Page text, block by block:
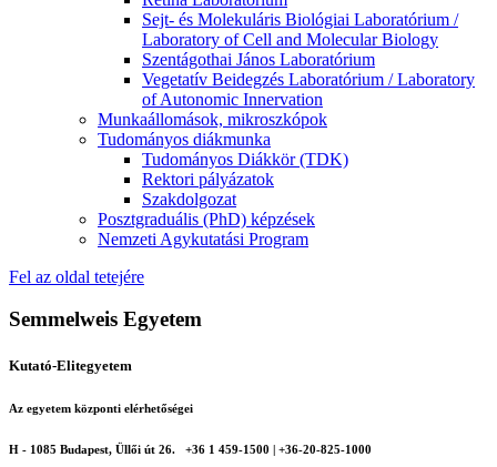
Sejt- és Molekuláris Biológiai Laboratórium /
Laboratory of Cell and Molecular Biology
Szentágothai János Laboratórium
Vegetatív Beidegzés Laboratórium / Laboratory
of Autonomic Innervation
Munkaállomások, mikroszkópok
Tudományos diákmunka
Tudományos Diákkör (TDK)
Rektori pályázatok
Szakdolgozat
Posztgraduális (PhD) képzések
Nemzeti Agykutatási Program
Fel az oldal tetejére
Semmelweis Egyetem
Kutató-Elitegyetem
Az egyetem központi elérhetőségei
H - 1085 Budapest, Üllői út 26.
+36 1 459-1500 | +36-20-825-1000